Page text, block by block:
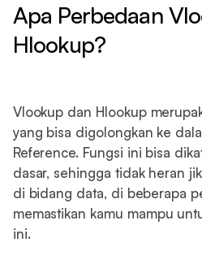
Apa Perbedaan
Hlookup?
Vlookup dan Hlookup
yang bisa digolongkan ke
Reference. Fungsi ini bisa
dasar, sehingga tidak heran
di bidang data, di beberapa
memastikan kamu mampu
ini.